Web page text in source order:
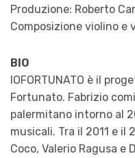
Produzione: Roberto
Composizione violino e
BIO
IOFORTUNATO è il
Fortunato. Fabrizio
palermitano intorno al
musicali. Tra il 2011 e il
Coco, Valerio Ragusa e